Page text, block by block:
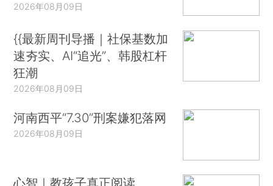
2026年08月09日
{{最新周刊导播｜社保基数加
速夯实、AI“追光”、韩股杠杆
狂潮
2026年08月09日
河南西平“7.30”刑案嫌犯落网
2026年08月09日
心智｜教孩子真正阅读